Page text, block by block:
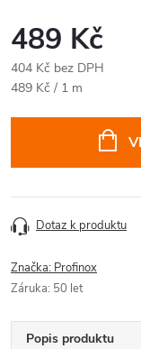
489 Kč
404 Kč bez DPH
Měrná
489 Kč / 1 m
Dotaz k produktu
Značka: Profinox
Záruka: 50 let
Popis produktu